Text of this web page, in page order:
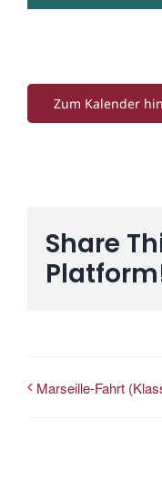
Zum Kalender
Share
Marseille-Fahrt